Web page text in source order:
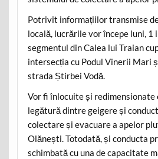
Potrivit informațiilor transmise
locală, lucrările vor începe luni, 1
segmentul din Calea lui Traian
intersecția cu Podul Vinerii Mari
strada Știrbei Vodă.
Vor fi înlocuite și redimensionate
legătură dintre geigere și
colectare și evacuare a apelor
Olănești. Totodată, și conducta
schimbată cu una de capacitate